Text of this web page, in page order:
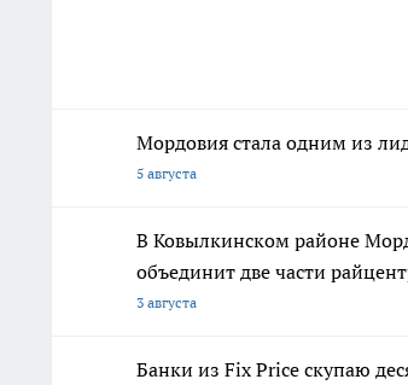
Мордовия стала одним из
5 августа
В Ковылкинском районе
объединит две части
3 августа
Банки из Fix Price скупаю